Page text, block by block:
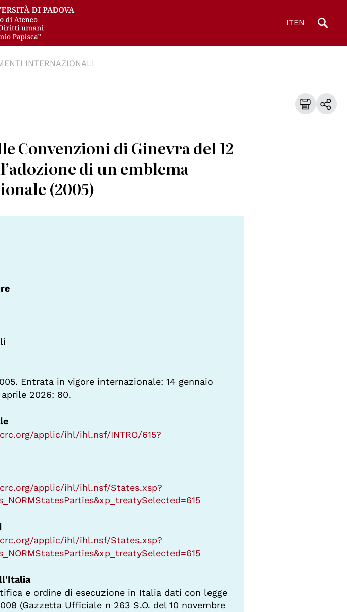
ITEN
INTERNAZIONALI
Convenzioni di Ginevra del 12
di un emblema
(2005)
Entrata in vigore internazionale: 14 gennaio
2026: 80.
applic/ihl/ihl.nsf/INTRO/615?
applic/ihl/ihl.nsf/States.xsp?
applic/ihl/ihl.nsf/States.xsp?
e ordine di esecuzione in Italia dati con legge
(Gazzetta Ufficiale n 263 S.O. del 10 novembre